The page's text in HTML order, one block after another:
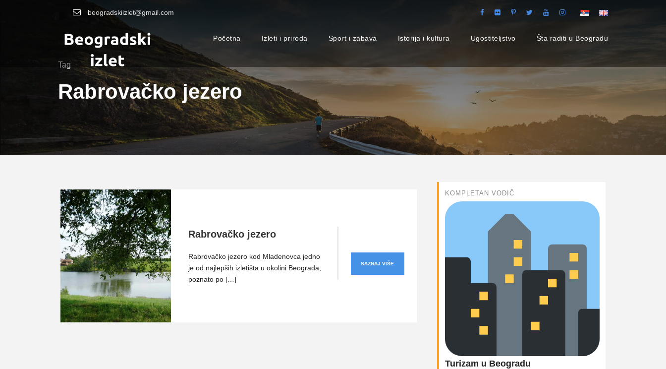
beogradskiizlet@gmail.com
Početna Izleti i priroda Sport i zabava Istorija i kultura Ugostiteljstvo Šta raditi u Beogradu
Tag
Rabrovačko jezero
Rabrovačko jezero
Rabrovačko jezero kod Mladenovca jedno
je od najlepših izletišta u okolini Beograda,
poznato po […]
SAZNAJ VIŠE
KOMPLETAN VODIČ
Turizam u Beogradu